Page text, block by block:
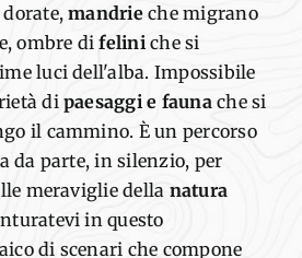
dorate,mandrie che migrano
,ombre difelini che si
luci dell'alba. Impossibile
di paesaggi e fauna che si
il cammino. Èun percorso
da parte, in silenzio, per
meraviglie della natura
in questo
di scenari che compone